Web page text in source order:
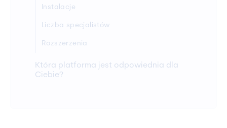
Instalacje
Liczba specjalistów
Rozszerzenia
Która platforma jest odpowiednia dla
Ciebie?